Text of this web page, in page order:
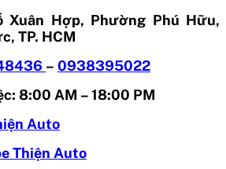
Xuân Hợp, Phường Phú Hữu,
TP. HCM
– 0938395022
8:00 AM – 18:00 PM
Auto
Thiện Auto